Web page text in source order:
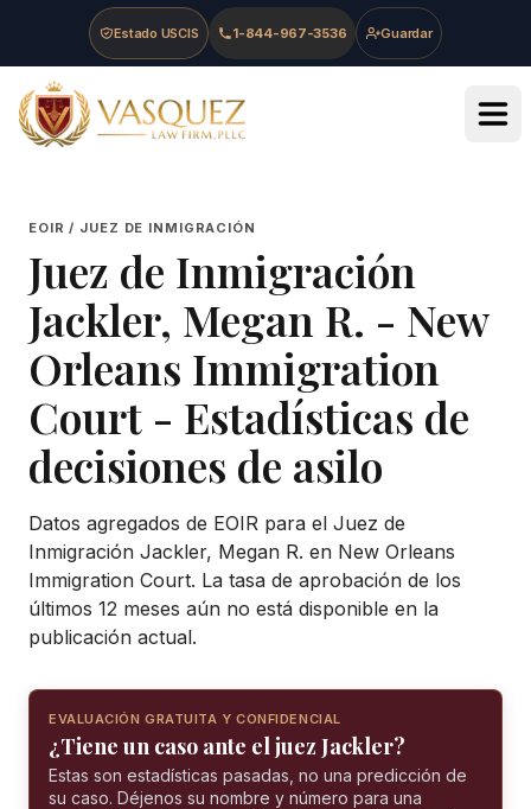
Skip to main content
Skip to navigation
Skip to footer
Estado USCIS 1-844-967-3536 Guardar
Vasquez Law Firm - Home
EOIR / JUEZ DE INMIGRACIÓN
Juez de Inmigración
Jackler, Megan R. - New
Orleans Immigration
Court - Estadísticas de
decisiones de asilo
Datos agregados de EOIR para el Juez de
Inmigración Jackler, Megan R. en New Orleans
Immigration Court. La tasa de aprobación de los
últimos 12 meses aún no está disponible en la
publicación actual.
EVALUACIÓN GRATUITA Y CONFIDENCIAL
¿Tiene un caso ante el juez Jackler?
Estas son estadísticas pasadas, no una predicción de
su caso. Déjenos su nombre y número para una